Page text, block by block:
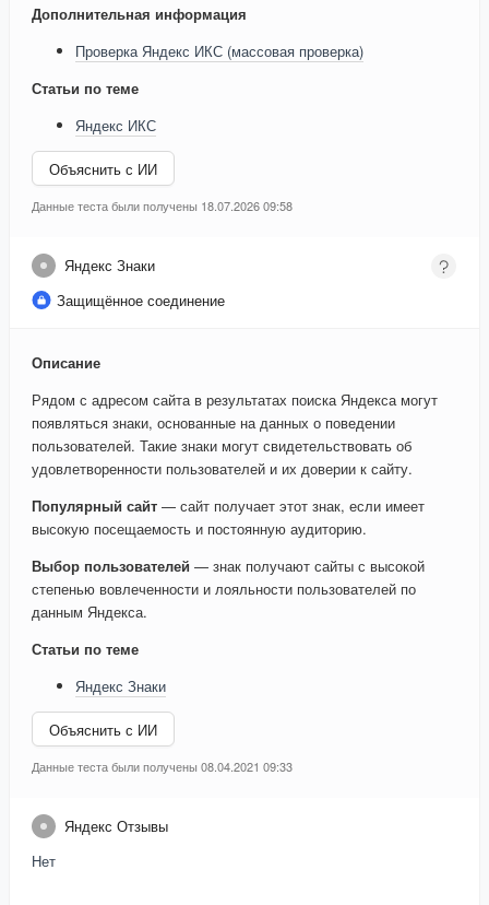
Дополнительная информация
Проверка Яндекс ИКС (массовая проверка)
Статьи по теме
Яндекс ИКС
Объяснить с ИИ
Данные теста были получены 18.07.2026 09:58
Яндекс Знаки
Защищённое соединение
Описание
Рядом с адресом сайта в результатах поиска Яндекса могут
появляться знаки, основанные на данных о поведении
пользователей. Такие знаки могут свидетельствовать об
удовлетворенности пользователей и их доверии к сайту.
Популярный сайт — сайт получает этот знак, если имеет
высокую посещаемость и постоянную аудиторию.
Выбор пользователей — знак получают сайты с высокой
степенью вовлеченности и лояльности пользователей по
данным Яндекса.
Статьи по теме
Яндекс Знаки
Объяснить с ИИ
Данные теста были получены 08.04.2021 09:33
Яндекс Отзывы
Нет